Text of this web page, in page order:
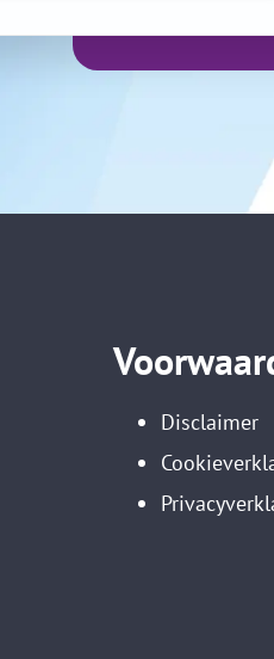
Disclaimer